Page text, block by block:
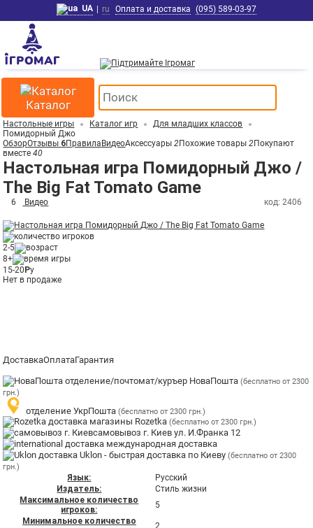
UA | ru Оплата и доставка (095) 589-03-97
Каталог
Настольные игры Каталог игр
Для младших классов
Помидорный Джо
ОбзорОтзывы 6Правила ВидеоАксессуары2Похожие товары2Покупают
вместе40
Настольная игра Помидорный Джо /
The Big Fat Tomato Game
6 Видео код: 2406
2-5
8+
15-20 Ру
Нет в продаже
ДоставкаОплатаГарантия
отделение/почтомат/куръер НоваПошта(бесплатно от 2300
грн.)
отделение УкрПошта(бесплатно от 2300 грн.)
магазины Rozetka(бесплатно от 2300 грн.)
самовывоз г. Киев ул. И.Франка 12
международная доставка
Uklon - быстрая доставка по Киеву(бесплатно от 2300
грн.)
Язык:
Русский
Издатель:
Стиль жизни
Максимальное количество
игроков:
5
Минимальное количество
2